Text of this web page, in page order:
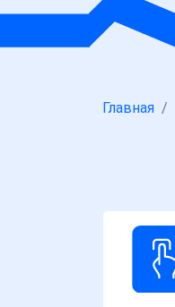
Главная